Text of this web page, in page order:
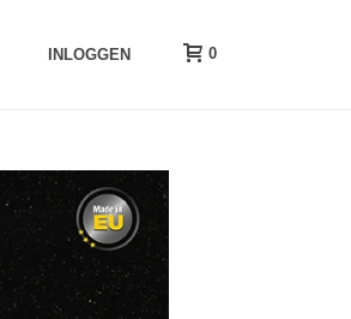
INLOGGEN 0